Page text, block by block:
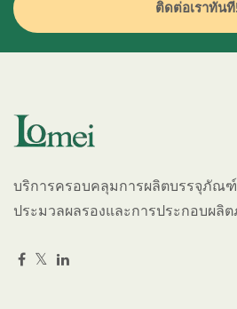
ติดต่อเราทันที
บริการครอบคลุมการผลิตบรรจุภัณฑ์
ประมวลผลรองและการประกอบผลิ